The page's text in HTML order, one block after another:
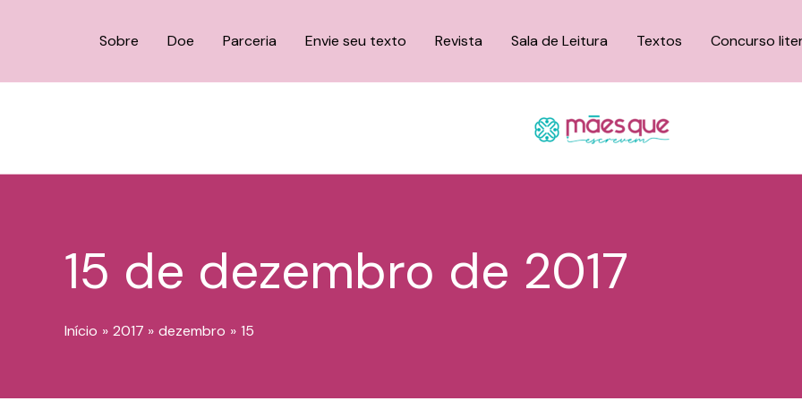
Sobre Doe Parceria Envie seu texto Revista Sala de Leitura Textos Concurso
15 de dezembro de 2017
Início 2017 dezembro 15